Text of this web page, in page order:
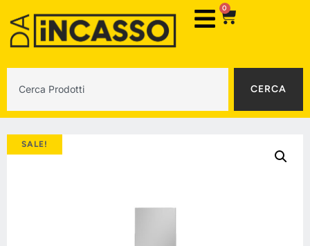
0
CERCA
SALE!